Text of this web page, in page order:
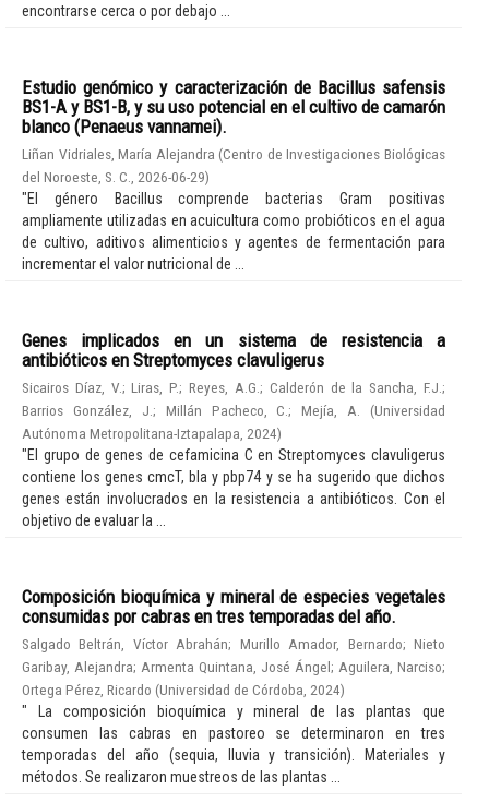
encontrarse cerca o por debajo ...
Estudio genómico y caracterización de Bacillus safensis
BS1-A y BS1-B, y su uso potencial en el cultivo de camarón
blanco (Penaeus vannamei).
Liñan Vidriales, María Alejandra (Centro de Investigaciones Biológicas
del Noroeste, S. C.
2026-06-29)
"El género Bacillus comprende bacterias Gram positivas
ampliamente utilizadas en acuicultura como probióticos en el agua
de cultivo, aditivos alimenticios y agentes de fermentación para
incrementar el valor nutricional de ...
Genes implicados en un sistema de resistencia a
antibióticos en Streptomyces clavuligerus
Sicairos Díaz, V.;Liras, P.;Reyes, A.G. ; Calderón de la Sancha, F.J.;
Barrios González, J. ; Millán Pacheco, C.;Mejía, A. (Universidad
Autónoma Metropolitana-Iztapalapa 2024)
"El grupo de genes de cefamicina C en Streptomyces clavuligerus
contiene los genes cmcT, bla y pbp74 y se ha sugerido que dichos
genes están involucrados en la resistencia a antibióticos. Con el
objetivo de evaluar la ...
Composición bioquímica y mineral de especies vegetales
consumidas por cabras en tres temporadas del año.
Salgado Beltrán, Víctor Abrahán; Murillo Amador, Bernardo;Nieto
Garibay, Alejandra; Armenta Quintana, José Ángel; Aguilera, Narciso;
Ortega Pérez, Ricardo (Universidad de Córdoba 2024)
" La composición bioquímica y mineral de las plantas que
consumen las cabras en pastoreo se determinaron en tres
temporadas del año (sequia, lluvia y transición). Materiales y
métodos. Se realizaron muestreos de las plantas ...